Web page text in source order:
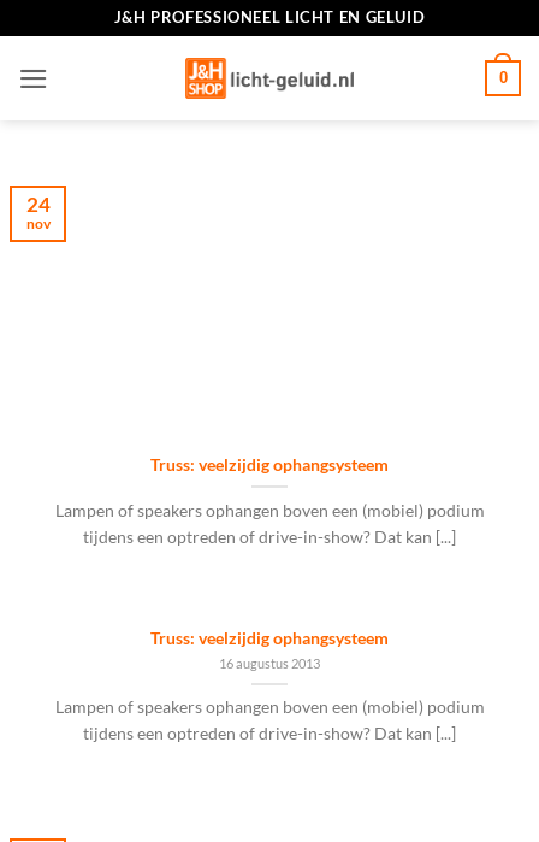
inhoud
J&H PROFESSIONEEL LICHT EN GELUID
0
Truss: veelzijdig ophangsysteem
Lampen of speakers ophangen boven een (mobiel) podium
tijdens een optreden of drive-in-show? Dat kan [...]
24
nov
Truss: veelzijdig ophangsysteem
16 augustus 2013
Lampen of speakers ophangen boven een (mobiel) podium
tijdens een optreden of drive-in-show? Dat kan [...]